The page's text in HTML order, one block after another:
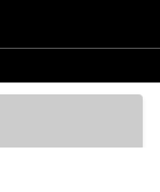
reserved.